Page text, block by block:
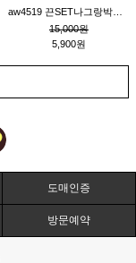
15,000원
5,900원
도매인증
방문예약